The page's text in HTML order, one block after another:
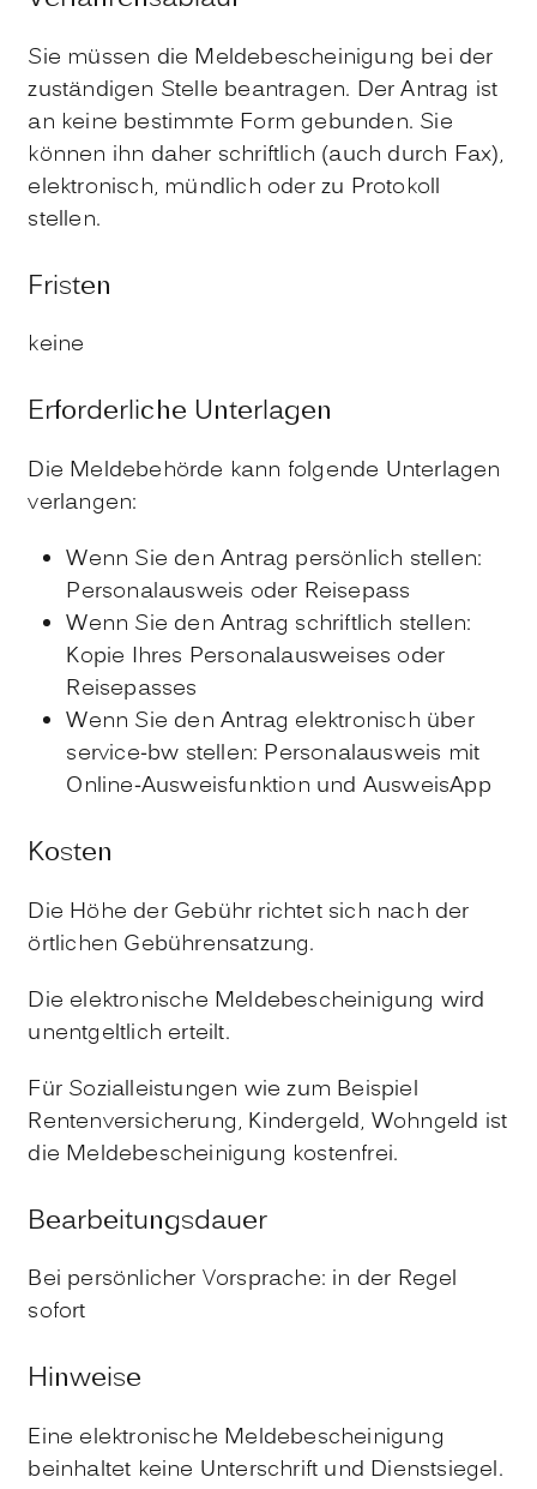
Sie müssen die Meldebescheinigung bei der
zuständigen Stelle beantragen. Der Antrag ist
an keine bestimmte Form gebunden. Sie
können ihn daher schriftlich (auch durch Fax),
elektronisch, mündlich oder zu Protokoll
stellen.
Fristen
keine
Erforderliche Unterlagen
Die Meldebehörde kann folgende Unterlagen
verlangen:
Wenn Sie den Antrag persönlich stellen:
Personalausweis oder Reisepass
Wenn Sie den Antrag schriftlich stellen:
Kopie Ihres Personalausweises oder
Reisepasses
Wenn Sie den Antrag elektronisch über
service-bw stellen: Personalausweis mit
Online-Ausweisfunktion und AusweisApp
Kosten
Die Höhe der Gebühr richtet sich nach der
örtlichen Gebührensatzung.
Die elektronische Meldebescheinigung wird
unentgeltlich erteilt.
Für Sozialleistungen wie zum Beispiel
Rentenversicherung, Kindergeld, Wohngeld ist
die Meldebescheinigung kostenfrei.
Bearbeitungsdauer
Bei persönlicher Vorsprache: in der Regel
sofort
Hinweise
Eine elektronische Meldebescheinigung
beinhaltet keine Unterschrift und Dienstsiegel.